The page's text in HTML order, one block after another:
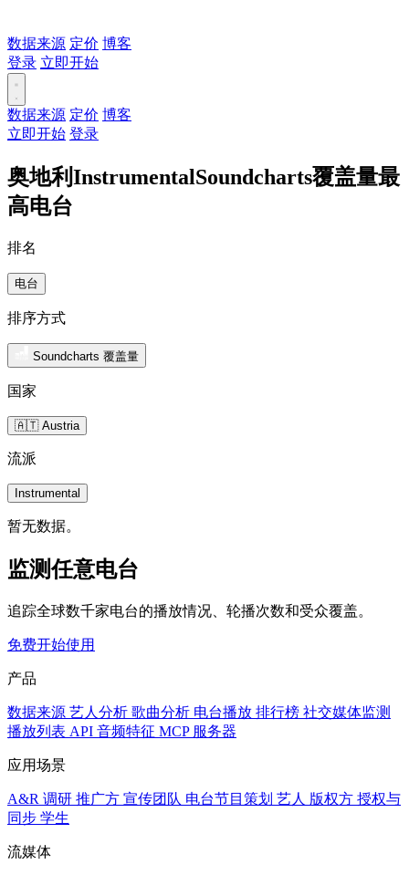
数据来源 定价 博客
登录 立即开始
数据来源 定价 博客
立即开始 登录
奥地利InstrumentalSoundcharts覆盖量最
高电台
排名
电台
排序方式
Soundcharts 覆盖量
国家
🇦🇹 Austria
流派
Instrumental
暂无数据。
监测任意电台
追踪全球数千家电台的播放情况、轮播次数和受众覆盖。
免费开始使用
产品
数据来源 艺人分析 歌曲分析 电台播放 排行榜 社交媒体监测
播放列表 API 音频特征 MCP 服务器
应用场景
A&R 调研 推广方 宣传团队 电台节目策划 艺人 版权方 授权与
同步 学生
流媒体